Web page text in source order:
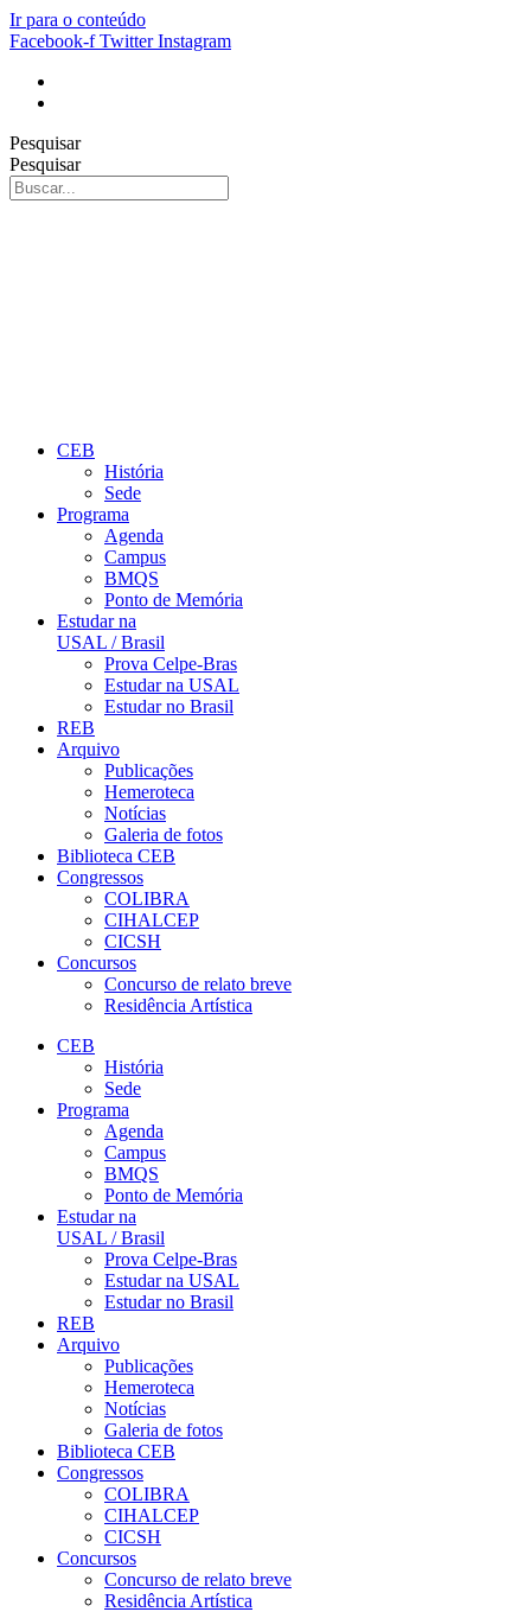
Ir para o conteúdo
Facebook-f Twitter Instagram
Pesquisar
Pesquisar
CEB
História
Sede
Programa
Agenda
Campus
BMQS
Ponto de Memória
Estudar na
USAL / Brasil
Prova Celpe-Bras
Estudar na USAL
Estudar no Brasil
REB
Arquivo
Publicações
Hemeroteca
Notícias
Galeria de fotos
Biblioteca CEB
Congressos
COLIBRA
CIHALCEP
CICSH
Concursos
Concurso de relato breve
Residência Artística
CEB
História
Sede
Programa
Agenda
Campus
BMQS
Ponto de Memória
Estudar na
USAL / Brasil
Prova Celpe-Bras
Estudar na USAL
Estudar no Brasil
REB
Arquivo
Publicações
Hemeroteca
Notícias
Galeria de fotos
Biblioteca CEB
Congressos
COLIBRA
CIHALCEP
CICSH
Concursos
Concurso de relato breve
Residência Artística